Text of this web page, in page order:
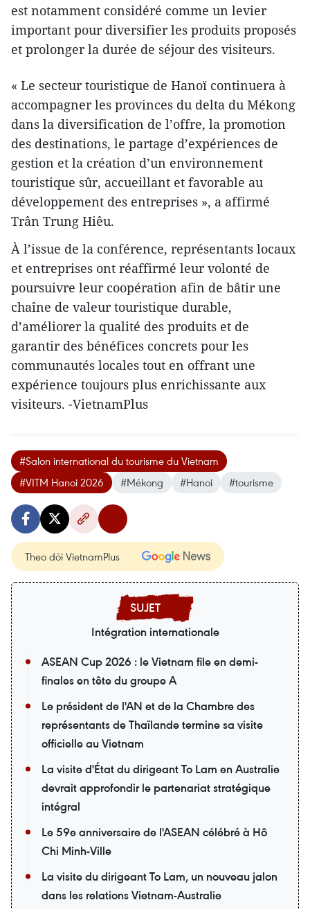
est notamment considéré comme un levier
important pour diversifier les produits proposés
et prolonger la durée de séjour des visiteurs.
« Le secteur touristique de Hanoï continuera à
accompagner les provinces du delta du Mékong
dans la diversification de l’offre, la promotion
des destinations, le partage d’expériences de
gestion et la création d’un environnement
touristique sûr, accueillant et favorable au
développement des entreprises », a affirmé
Trân Trung Hiêu.
À l’issue de la conférence, représentants locaux
et entreprises ont réaffirmé leur volonté de
poursuivre leur coopération afin de bâtir une
chaîne de valeur touristique durable,
d’améliorer la qualité des produits et de
garantir des bénéfices concrets pour les
communautés locales tout en offrant une
expérience toujours plus enrichissante aux
visiteurs. -VietnamPlus
#Salon international du tourisme du Vietnam
#VITM Hanoi 2026
#Mékong #Hanoi #tourisme
Theo dõi VietnamPlus
Intégration internationale
ASEAN Cup 2026 : le Vietnam file en demi-
finales en tête du groupe A
Le président de l'AN et de la Chambre des
représentants de Thaïlande termine sa visite
officielle au Vietnam
La visite d'État du dirigeant To Lam en Australie
devrait approfondir le partenariat stratégique
intégral
Le 59e anniversaire de l'ASEAN célébré à Hô
Chi Minh-Ville
La visite du dirigeant To Lam, un nouveau jalon
dans les relations Vietnam-Australie